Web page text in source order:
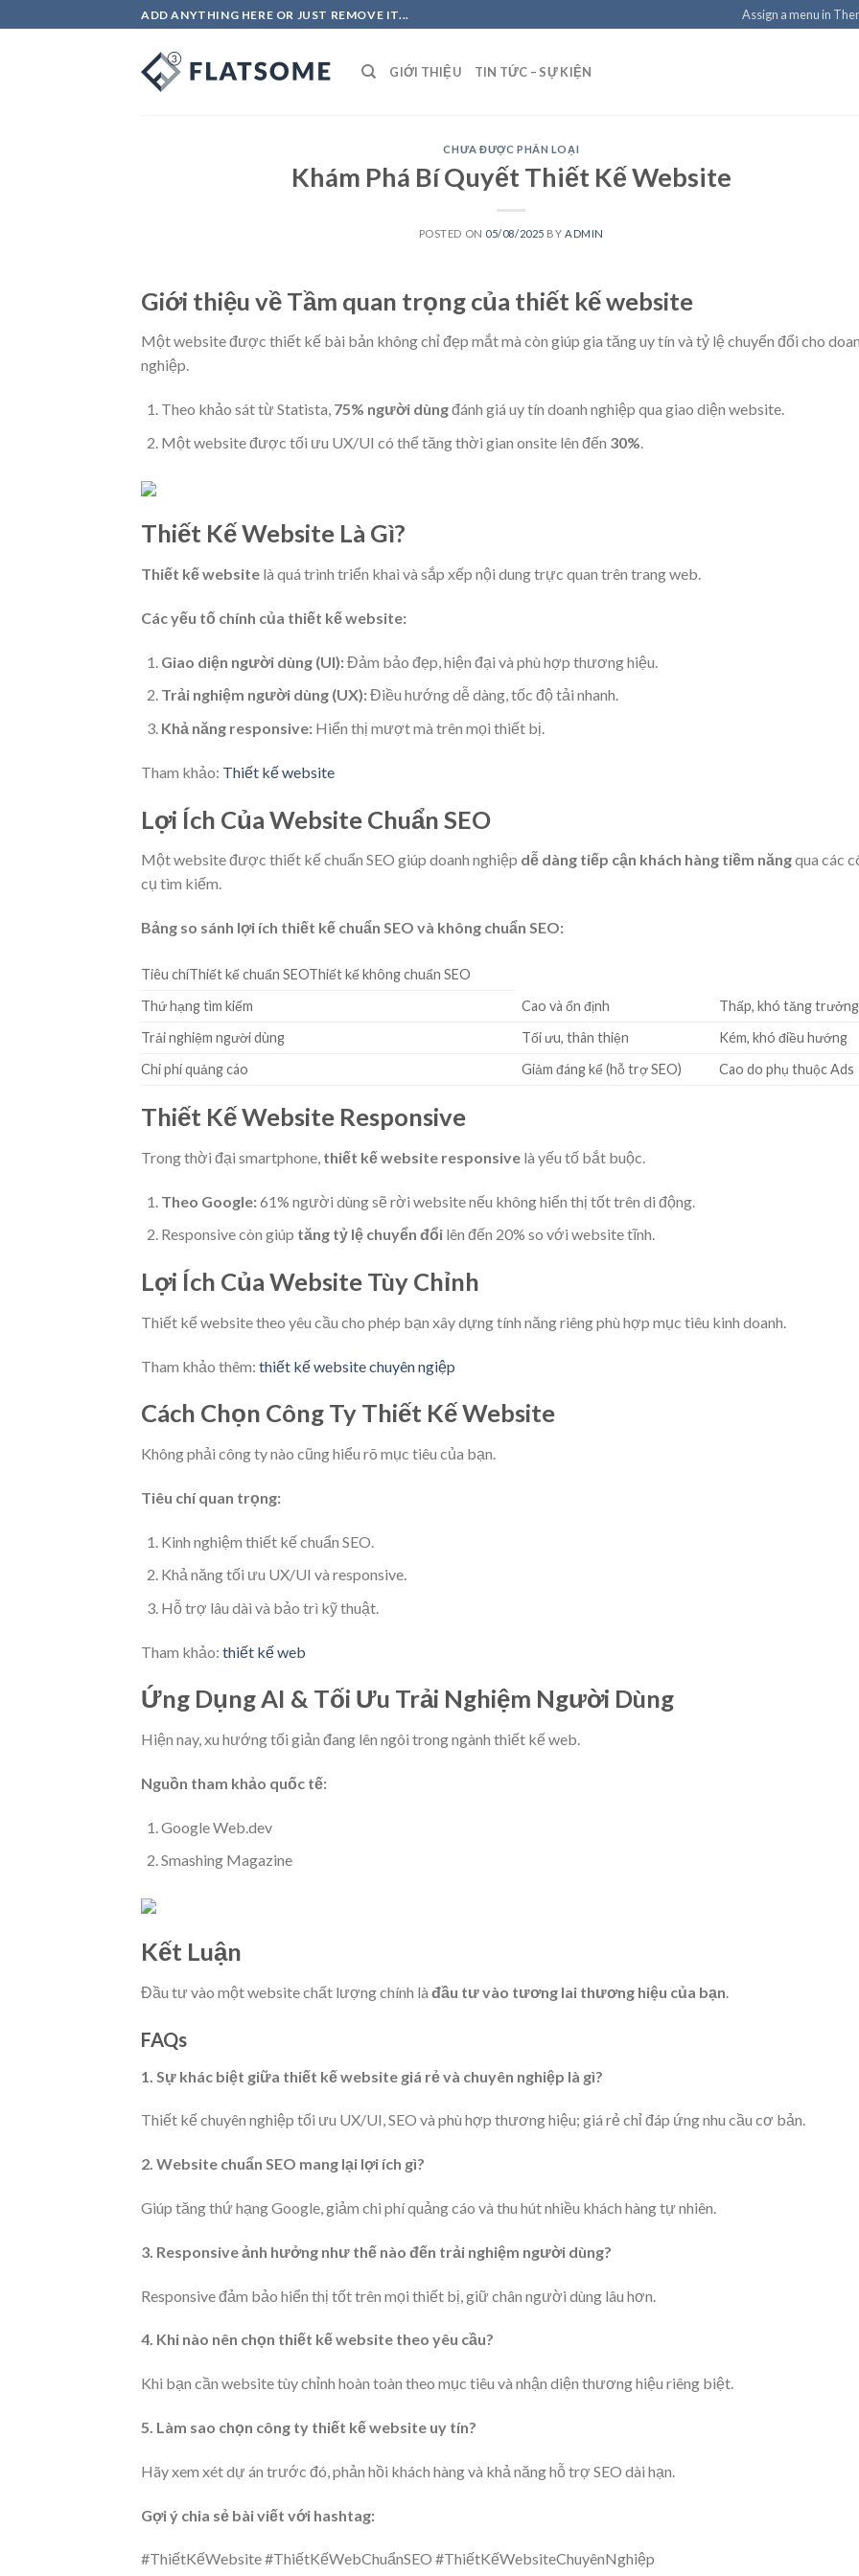
to
ADD ANYTHING HERE OR JUST REMOVE IT... Assign a menu in
GIỚI THIỆU TIN TỨC – SỰ KIỆN
CHƯA ĐƯỢC PHÂN LOẠI
Khám Phá Bí Quyết Thiết Kế Website
POSTED ON 05/08/2025 BY ADMIN
Giới thiệu về Tầm quan trọng của thiết kế website
Một website được thiết kế bài bản không chỉ đẹp mắt mà còn giúp gia tăng uy tín và tỷ lệ chuyển đổi cho
nghiệp.
Theo khảo sát từ Statista, 75% người dùngđánh giá uy tín doanh nghiệp qua giao diện website.
Một website được tối ưu UX/UI có thể tăng thời gian onsite lên đến 30%
Thiết Kế Website Là Gì?
Thiết kế website là quá trình triển khai và sắp xếp nội dung trực quan trên trang web.
Các yếu tố chính của thiết kế website:
Giao diện người dùng (UI):Đảm bảo đẹp, hiện đại và phù hợp thương hiệu.
Trải nghiệm người dùng (UX):Điều hướng dễ dàng, tốc độ tải nhanh.
Khả năng responsive:Hiển thị mượt mà trên mọi thiết bị.
Tham khảo: Thiết kế website
Lợi Ích Của Website Chuẩn SEO
Một website được thiết kế chuẩn SEO giúp doanh nghiệp dễ dàng tiếp cận khách hàng tiềm năngqua các
cụ tìm kiếm.
Bảng so sánh lợi ích thiết kế chuẩn SEO và không chuẩn SEO:
Tiêu chíThiết kế chuẩn SEOThiết kế không chuẩn SEO
Thứ hạng tìm kiếm
Cao và ổn định
Thấp, khó tăng trưởng
Trải nghiệm người dùng
Tối ưu, thân thiện
Kém, khó điều hướng
Chi phí quảng cáo
Giảm đáng kể (hỗ trợ SEO) Cao do phụ thuộc Ads
Thiết Kế Website Responsive
Trong thời đại smartphone, thiết kế website responsive là yếu tố bắt buộc.
Theo Google:61% người dùng sẽ rời website nếu không hiển thị tốt trên di động.
Responsive còn giúp tăng tỷ lệ chuyển đổilên đến 20% so với website tĩnh.
Lợi Ích Của Website Tùy Chỉnh
Thiết kế website theo yêu cầu cho phép bạn xây dựng tính năng riêng phù hợp mục tiêu kinh doanh.
Tham khảo thêm: thiết kế website chuyên ngiệp
Cách Chọn Công Ty Thiết Kế Website
Không phải công ty nào cũng hiểu rõ mục tiêu của bạn.
Tiêu chí quan trọng:
Kinh nghiệm thiết kế chuẩn SEO.
Khả năng tối ưu UX/UI và responsive.
Hỗ trợ lâu dài và bảo trì kỹ thuật.
Tham khảo: thiết kế web
Ứng Dụng AI & Tối Ưu Trải Nghiệm Người Dùng
Hiện nay, xu hướng tối giản đang lên ngôi trong ngành thiết kế web.
Nguồn tham khảo quốc tế:
Google Web.dev
Smashing Magazine
Kết Luận
Đầu tư vào một website chất lượng chính là đầu tư vào tương lai thương hiệu của bạn.
FAQs
1. Sự khác biệt giữa thiết kế website giá rẻ và chuyên nghiệp là gì?
Thiết kế chuyên nghiệp tối ưu UX/UI, SEO và phù hợp thương hiệu; giá rẻ chỉ đáp ứng nhu cầu cơ bản.
2. Website chuẩn SEO mang lại lợi ích gì?
Giúp tăng thứ hạng Google, giảm chi phí quảng cáo và thu hút nhiều khách hàng tự nhiên.
3. Responsive ảnh hưởng như thế nào đến trải nghiệm người dùng?
Responsive đảm bảo hiển thị tốt trên mọi thiết bị, giữ chân người dùng lâu hơn.
4. Khi nào nên chọn thiết kế website theo yêu cầu?
Khi bạn cần website tùy chỉnh hoàn toàn theo mục tiêu và nhận diện thương hiệu riêng biệt.
5. Làm sao chọn công ty thiết kế website uy tín?
Hãy xem xét dự án trước đó, phản hồi khách hàng và khả năng hỗ trợ SEO dài hạn.
Gợi ý chia sẻ bài viết với hashtag:
#ThiếtKếWebsite #ThiếtKếWebChuẩnSEO #ThiếtKếWebsiteChuyênNghiệp